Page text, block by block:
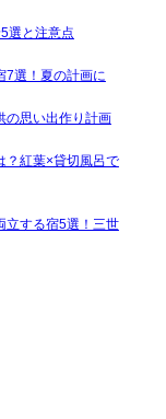
選と注意点
7選！夏の計画に
の思い出作り計画
？紅葉×貸切風呂で
立する宿5選！三世